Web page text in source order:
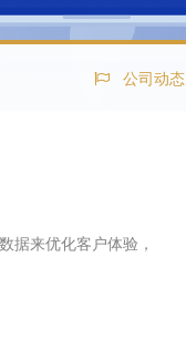
公司动态
据来优化客户体验，